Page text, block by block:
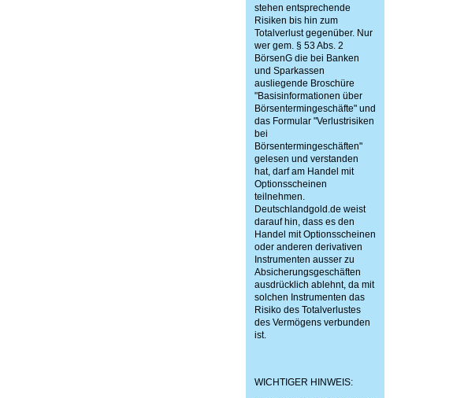
stehen entsprechende
Risiken bis hin zum
Totalverlust gegenüber. Nur
wer gem. § 53 Abs. 2
BörsenG die bei Banken
und Sparkassen
ausliegende Broschüre
"Basisinformationen über
Börsentermingeschäfte" und
das Formular "Verlustrisiken
bei
Börsentermingeschäften"
gelesen und verstanden
hat, darf am Handel mit
Optionsscheinen
teilnehmen.
Deutschlandgold.de weist
darauf hin, dass es den
Handel mit Optionsscheinen
oder anderen derivativen
Instrumenten ausser zu
Absicherungsgeschäften
ausdrücklich ablehnt, da mit
solchen Instrumenten das
Risiko des Totalverlustes
des Vermögens verbunden
ist.
WICHTIGER HINWEIS: